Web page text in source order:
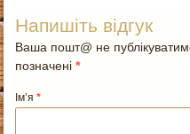
Напишіть відгук
Ваша пошт@ не
позначені*
Ім’я*